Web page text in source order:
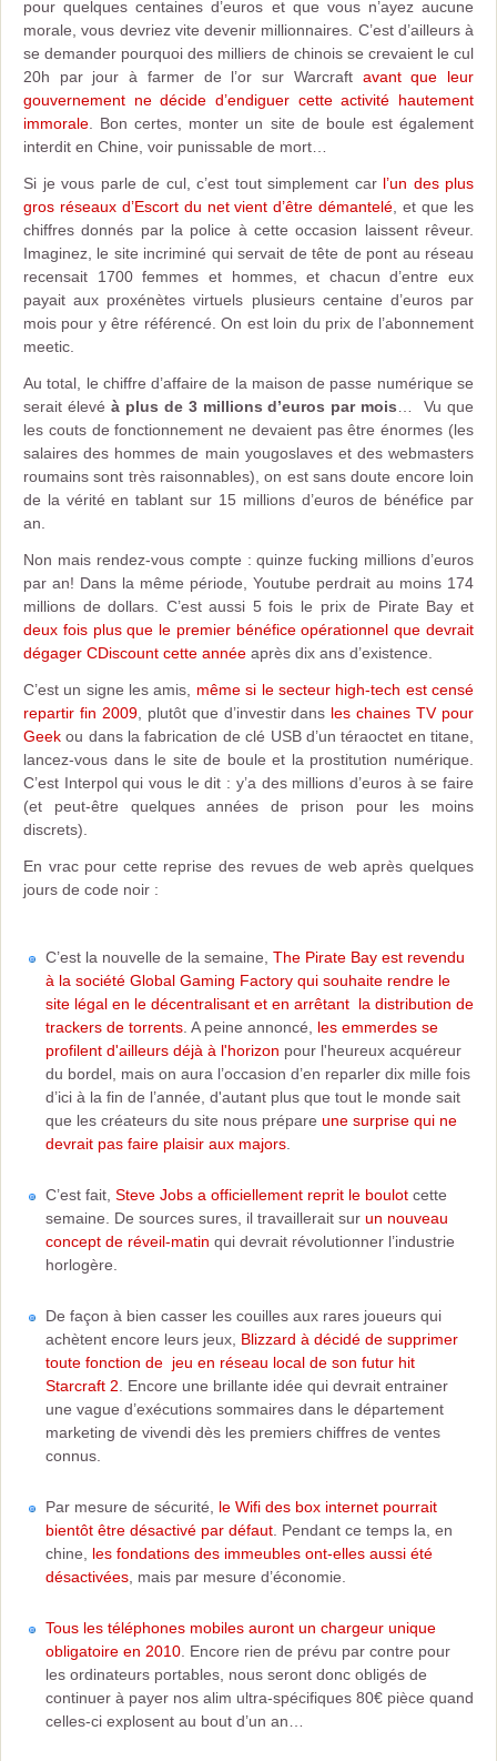
pour quelques centaines d’euros et que vous n’ayez aucune
morale, vous devriez vite devenir millionnaires. C’est d’ailleurs à
se demander pourquoi des milliers de chinois se crevaient le cul
20h par jour à farmer de l’or sur Warcraft avant que leur
gouvernement ne décide d’endiguer cette activité hautement
immorale . Bon certes, monter un site de boule est également
interdit en Chine, voir punissable de mort…
Si je vous parle de cul, c’est tout simplement car l’un des plus
gros réseaux d’Escort du net vient d’être démantelé , et que les
chiffres donnés par la police à cette occasion laissent rêveur.
Imaginez, le site incriminé qui servait de tête de pont au réseau
recensait 1700 femmes et hommes, et chacun d’entre eux
payait aux proxénètes virtuels plusieurs centaine d’euros par
mois pour y être référencé. On est loin du prix de l’abonnement
meetic.
Au total, le chiffre d’affaire de la maison de passe numérique se
serait élevé à plus de 3 millions d’euros par mois … Vu que
les couts de fonctionnement ne devaient pas être énormes (les
salaires des hommes de main yougoslaves et des webmasters
roumains sont très raisonnables), on est sans doute encore loin
de la vérité en tablant sur 15 millions d’euros de bénéfice par
an.
Non mais rendez-vous compte : quinze fucking millions d’euros
par an! Dans la même période, Youtube perdrait au moins 174
millions de dollars. C’est aussi 5 fois le prix de Pirate Bay et
deux fois plus que le premier bénéfice opérationnel que devrait
dégager CDiscount cette année après dix ans d’existence.
C’est un signe les amis, même si le secteur high-tech est censé
repartir fin 2009, plutôt que d’investir dans les chaines TV pour
Geek ou dans la fabrication de clé USB d’un téraoctet en titane,
lancez-vous dans le site de boule et la prostitution numérique.
C’est Interpol qui vous le dit : y’a des millions d’euros à se faire
(et peut-être quelques années de prison pour les moins
discrets).
En vrac pour cette reprise des revues de web après quelques
jours de code noir :
C’est la nouvelle de la semaine, The Pirate Bay est revendu
à la société Global Gaming Factory qui souhaite rendre le
site légal en le décentralisant et en arrêtant la distribution de
trackers de torrents . A peine annoncé,
les emmerdes se
profilent d'ailleurs déjà à l'horizon pour l'heureux acquéreur
du bordel, mais on aura l’occasion d’en reparler dix mille fois
d’ici à la fin de l’année, d'autant plus que tout le monde sait
que les créateurs du site nous prépare une surprise qui ne
devrait pas faire plaisir aux majors
C’est fait, Steve Jobs a officiellement reprit le boulot cette
semaine. De sources sures, il travaillerait sur un nouveau
concept de réveil-matin qui devrait révolutionner l’industrie
horlogère.
De façon à bien casser les couilles aux rares joueurs qui
achètent encore leurs jeux, Blizzard à décidé de supprimer
toute fonction de jeu en réseau local de son futur hit
Starcraft 2 . Encore une brillante idée qui devrait entrainer
une vague d’exécutions sommaires dans le département
marketing de vivendi dès les premiers chiffres de ventes
connus.
Par mesure de sécurité, le Wifi des box internet pourrait
bientôt être désactivé par défaut . Pendant ce temps la, en
chine, les fondations des immeubles ont-elles aussi été
désactivées , mais par mesure d’économie.
Tous les téléphones mobiles auront un chargeur unique
obligatoire en 2010 . Encore rien de prévu par contre pour
les ordinateurs portables, nous seront donc obligés de
continuer à payer nos alim ultra-spécifiques 80€ pièce quand
celles-ci explosent au bout d’un an…